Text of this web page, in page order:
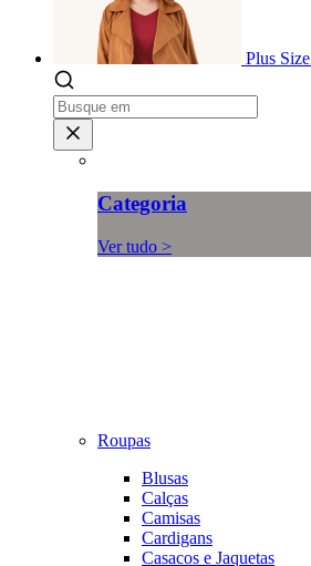
Plus Size
Categoria
Ver tudo >
Roupas
Blusas
Calças
Camisas
Cardigans
Casacos e Jaquetas